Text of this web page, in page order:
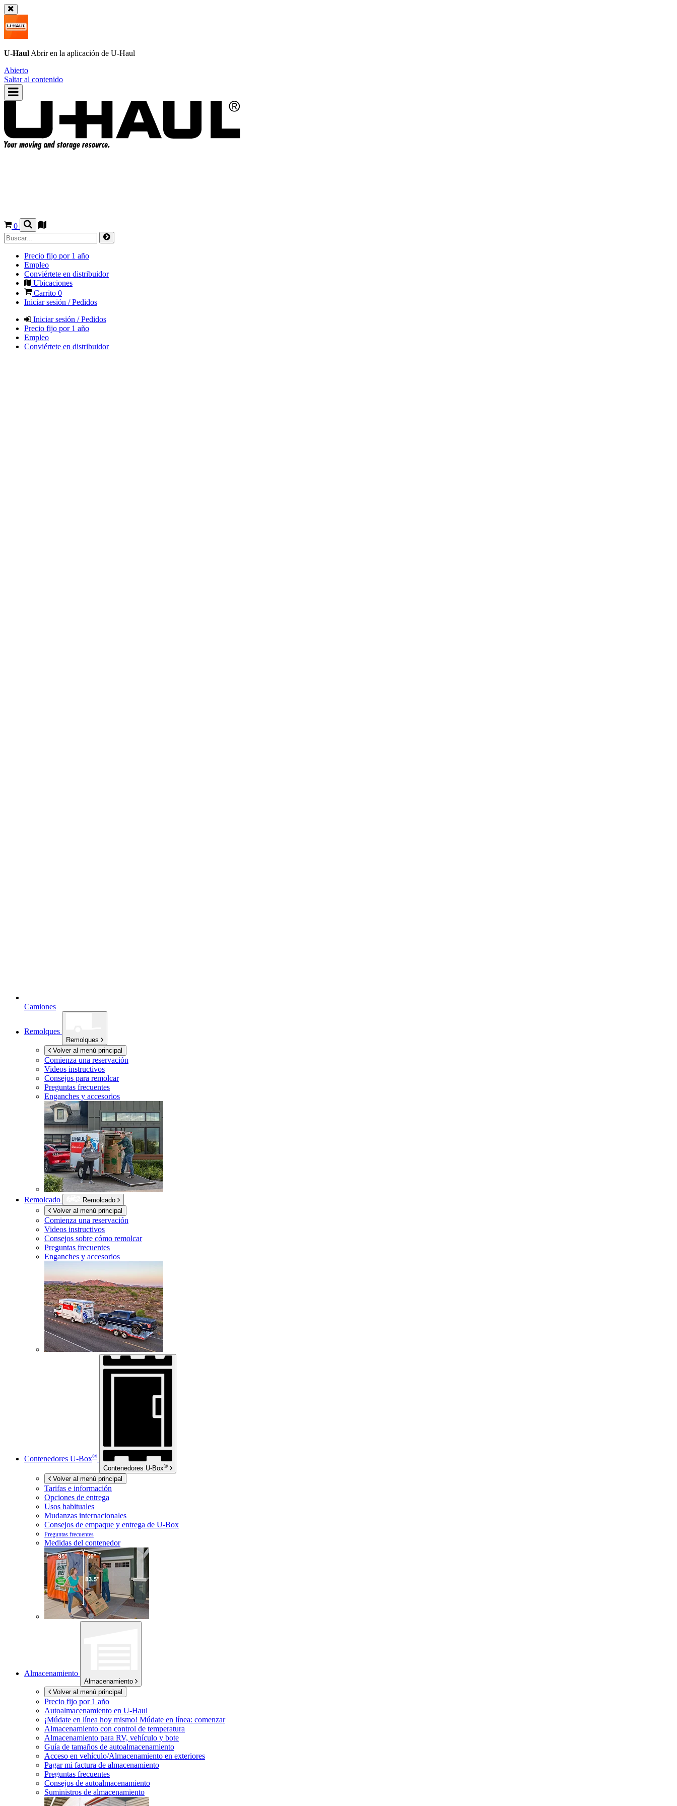
U-Haul Abrir en la aplicación de U-Haul
Abierto
Saltar al contenido
0
Precio fijo por 1 año
Empleo
Conviértete en distribuidor
Ubicaciones
Carrito 0
Iniciar sesión / Pedidos
Iniciar sesión / Pedidos
Precio fijo por 1 año
Empleo
Conviértete en distribuidor
Camiones
Remolques
Remolques
Volver al menú principal
Comienza una reservación
Videos instructivos
Consejos para remolcar
Preguntas frecuentes
Enganches y accesorios
Remolcado
Remolcado
Volver al menú principal
Comienza una reservación
Videos instructivos
Consejos sobre cómo remolcar
Preguntas frecuentes
Enganches y accesorios
Contenedores U-Box®
Contenedores U-Box®
Volver al menú principal
Tarifas e información
Opciones de entrega
Usos habituales
Mudanzas internacionales
Consejos de empaque y entrega de U-Box
Preguntas frecuentes
Medidas del contenedor
Almacenamiento
Almacenamiento
Volver al menú principal
Precio fijo por 1 año
Autoalmacenamiento en U-Haul
¡Múdate en línea hoy mismo! Múdate en línea: comenzar
Almacenamiento con control de temperatura
Almacenamiento para RV, vehículo y bote
Guía de tamaños de autoalmacenamiento
Acceso en vehículo/Almacenamiento en exteriores
Pagar mi factura de almacenamiento
Preguntas frecuentes
Consejos de autoalmacenamiento
Suministros de almacenamiento